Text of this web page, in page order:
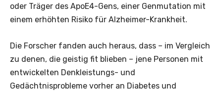
oder Träger des ApoE4-Gens, einer Genmutation mit
einem erhöhten Risiko für Alzheimer-Krankheit.
Die Forscher fanden auch heraus, dass – im Vergleich
zu denen, die geistig fit blieben – jene Personen mit
entwickelten Denkleistungs- und
Gedächtnisprobleme vorher an Diabetes und